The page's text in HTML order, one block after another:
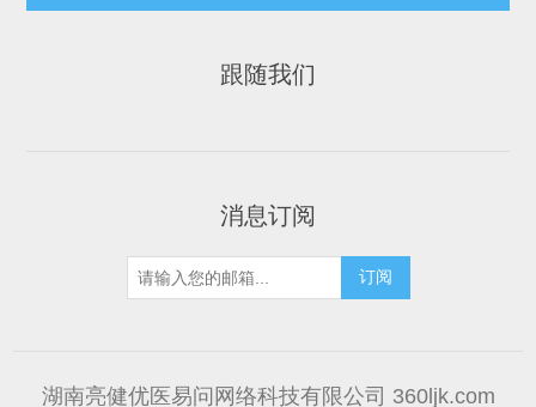
跟随我们
消息订阅
湖南亮健优医易问网络科技有限公司 360ljk.com